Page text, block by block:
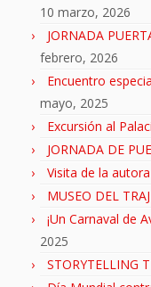
10 marzo, 2026
JORNADA
febrero, 2026
Encuentro
mayo, 2025
Excursión al
JORNADA DE
Visita de la
MUSEO DEL
¡Un Carnaval de
2025
STORYTELLING